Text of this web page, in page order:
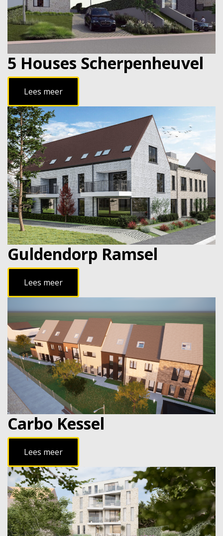
5 Houses Scherpenheuvel
Lees meer
Guldendorp Ramsel
Lees meer
Carbo Kessel
Lees meer